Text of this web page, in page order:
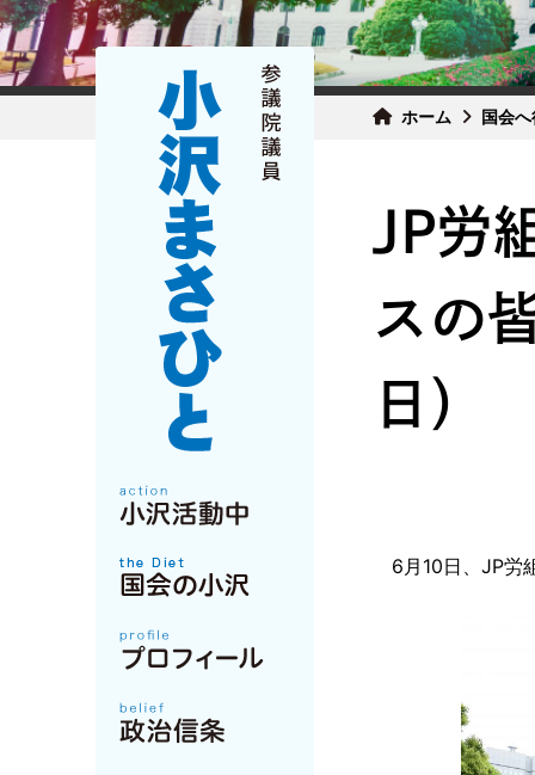
ホーム 国会
JP労
スの
日）
6月10日、JP労